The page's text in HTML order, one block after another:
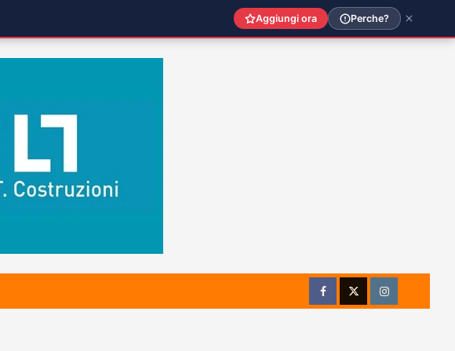
FacebookTwitterInstagram
Aggiungi ora Perche?